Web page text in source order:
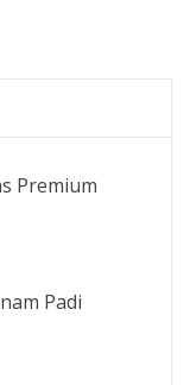
Premium
Padi